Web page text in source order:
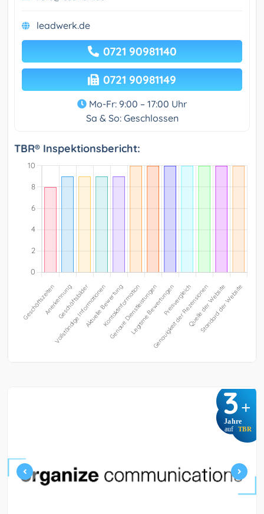
leadwerk.de
0721 90981140
0721 90981149
Mo-Fr: 9:00 – 17:00 Uhr
Sa & So: Geschlossen
TBR® Inspektionsbericht:
3+
Jahre
auf TBR